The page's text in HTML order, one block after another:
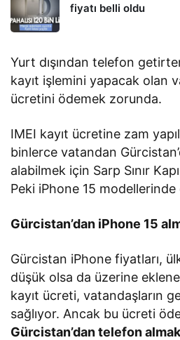
fiyatı belli oldu
Yurt dışından telefon
kayıt işlemini yapacak olan
ücretini ödemek zorunda.
IMEI kayıt ücretine zam
binlerce vatandan
alabilmek için Sarp Sınır
Peki iPhone 15 modellerinde
Gürcistan’dan iPhone 15
Gürcistan iPhone fiyatları,
düşük olsa da üzerine
kayıt ücreti, vatandaşların
sağlıyor. Ancak bu ücreti
Gürcistan’dan telefon almak